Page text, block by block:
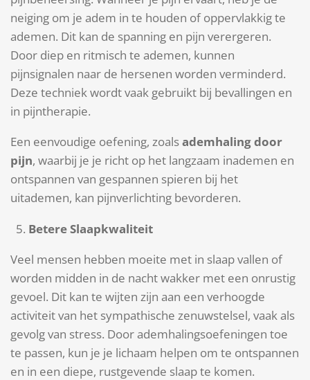
neiging om je adem in te houden of oppervlakkig te
ademen. Dit kan de spanning en pijn verergeren.
Door diep en ritmisch te ademen, kunnen
pijnsignalen naar de hersenen worden verminderd.
Deze techniek wordt vaak gebruikt bij bevallingen en
in pijntherapie.
Een eenvoudige oefening, zoalsademhaling door
pijn, waarbij je je richt op het langzaam inademen en
ontspannen van gespannen spieren bij het
uitademen, kan pijnverlichting bevorderen.
Betere Slaapkwaliteit
Veel mensen hebben moeite met in slaap vallen of
worden midden in de nacht wakker met een onrustig
gevoel. Dit kan te wijten zijn aan een verhoogde
activiteit van het sympathische zenuwstelsel, vaak als
gevolg van stress. Door ademhalingsoefeningen toe
te passen, kun je je lichaam helpen om te ontspannen
en in een diepe, rustgevende slaap te komen.